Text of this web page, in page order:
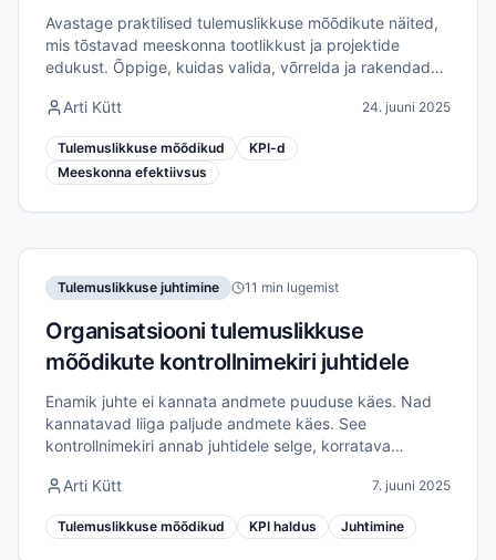
parandamiseks
Avastage praktilised tulemuslikkuse mõõdikute näited,
mis tõstavad meeskonna tootlikkust ja projektide
edukust. Õppige, kuidas valida, võrrelda ja rakendada
saavutamiseks.
Arti Kütt 24. juuni 2025
Tulemuslikkuse mõõdikud
KPI-d
Meeskonna efektiivsus
Tulemuslikkuse juhtimine 11 min lugemist
Organisatsiooni tulemuslikkuse
mõõdikute kontrollnimekiri juhtidele
Enamik juhte ei kannata andmete puuduse käes. Nad
kannatavad liiga paljude andmete käes. See
kontrollnimekiri annab juhtidele selge, korratava
struktureerimiseks ja nende alusel tegutsemiseks.
Arti Kütt 7. juuni 2025
Tulemuslikkuse mõõdikud KPI haldus Juhtimine